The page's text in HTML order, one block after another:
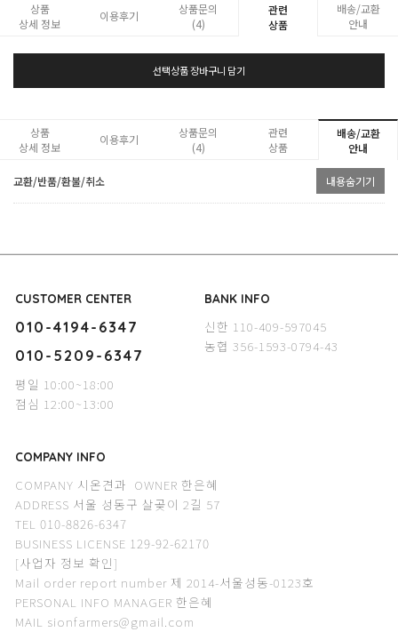
상품
상세 정보
이용후기
상품문의
(4)
관련
상품
배송/교환
안내
선택상품 장바구니 담기
상품
상세 정보
이용후기
상품문의
(4)
관련
상품
배송/교환
안내
교환/반품/환불/취소 내용숨기기
CUSTOMER CENTER
010-4194-6347
010-5209-6347
평일 10:00~18:00
점심 12:00~13:00
BANK INFO
신한 110-409-597045
농협 356-1593-0794-43
COMPANY INFO
COMPANY 시온견과 OWNER 한은혜
ADDRESS 서울 성동구 살곶이 2길 57
TEL 010-8826-6347
BUSINESS LICENSE 129-92-62170
[사업자 정보 확인]
Mail order report number 제 2014-서울성동-0123호
PERSONAL INFO MANAGER 한은혜
MAIL sionfarmers@gmail.com